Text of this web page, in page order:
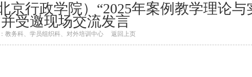
行政学院）“2025年案例教学理论与
受邀现场交流发言
教务科、学员组织科、对外培训中心 返回上页